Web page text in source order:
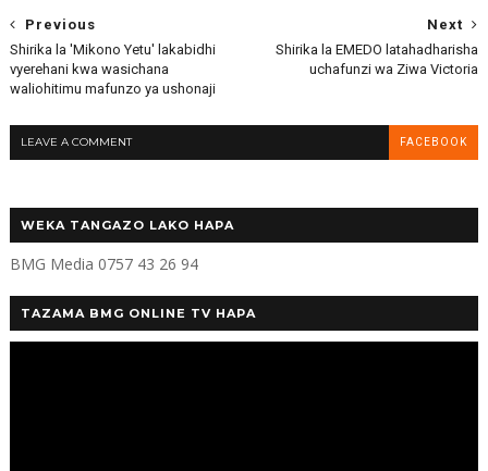
Next
Shirika la EMEDO latahadharisha
uchafunzi wa Ziwa Victoria
Previous
Shirika la 'Mikono Yetu' lakabidhi
vyerehani kwa wasichana
waliohitimu mafunzo ya ushonaji
LEAVE A COMMENT FACEBOOK
WEKA TANGAZO LAKO HAPA
BMG Media 0757 43 26 94
TAZAMA BMG ONLINE TV HAPA